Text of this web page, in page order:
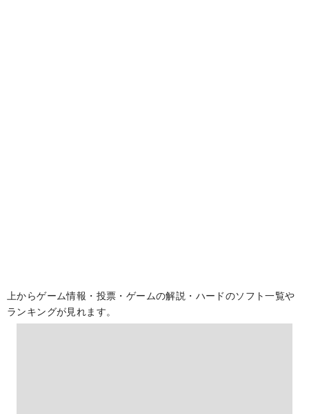
上からゲーム情報・投票・ゲームの解説・ハードのソフト一覧や
ランキングが見れます。